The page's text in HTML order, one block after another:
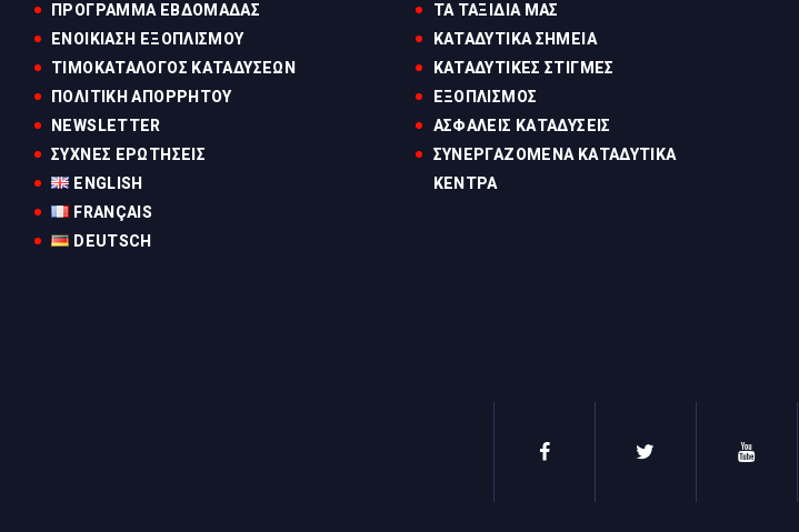
ΠΡΟΓΡΑΜΜΑ ΕΒΔΟΜΑΔΑΣ
ΕΝΟΙΚΊΑΣΗ ΕΞΟΠΛΙΣΜΟΎ
ΤΙΜOΚΑΤΆΛΟΓΟΣ ΚΑΤΑΔΎΣΕΩΝ
ΠΟΛΙΤΙΚΗ ΑΠΟΡΡΗΤΟΥ
NEWSLETTER
ΣΥΧΝΕΣ ΕΡΩΤΗΣΕΙΣ
ENGLISH
FRANÇAIS
DEUTSCH
ΤΑ ΤΑΞΊΔΙΑ ΜΑΣ
ΚΑΤΑΔΥΤΙΚΆ ΣΗΜΕΊΑ
ΚΑΤΑΔΥΤΙΚΈΣ ΣΤΙΓΜΈΣ
ΕΞΟΠΛΙΣΜΌΣ
ΑΣΦΑΛΕΊΣ ΚΑΤΑΔΎΣΕΙΣ
ΣΥΝΕΡΓΑΖΌΜΕΝΑ ΚΑΤΑΔΥΤΙΚΆ
ΚΈΝΤΡΑ